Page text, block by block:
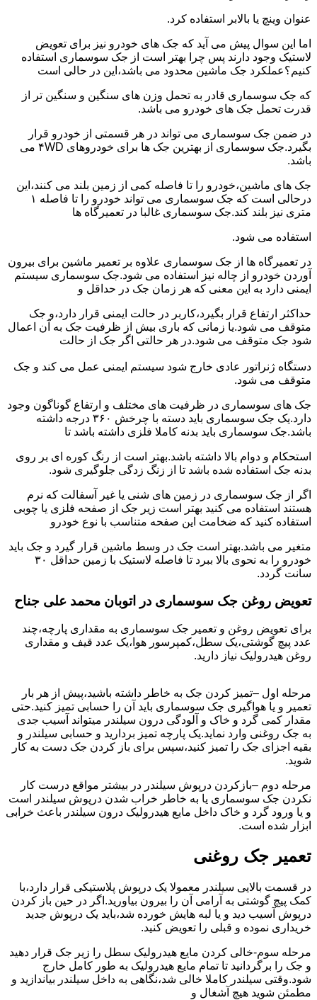
عنوان وینچ یا بالابر استفاده کرد.
اما این سوال پیش می آید که جک های خودرو نیز برای تعویض
لاستیک وجود دارند پس چرا بهتر است از جک سوسماری استفاده
کنیم؟عملکرد جک ماشین محدود می باشد،این در حالی است
که جک سوسماری قادر به تحمل وزن های سنگین و سنگین تر از
قدرت تحمل جک های خودرو می باشد.
در ضمن جک سوسماری می تواند در هر قسمتی از خودرو قرار
بگیرد.جک سوسماری از بهترین جک ها برای خودروهای ۴WD می
باشد.
جک های ماشین،خودرو را تا فاصله کمی از زمین بلند می کنند،این
درحالی است که جک سوسماری می تواند خودرو را تا فاصله ۱
متری نیز بلند کند.جک سوسماری غالبا در تعمیرگاه ها
استفاده می شود.
در تعمیرگاه ها از جک سوسماری علاوه بر تعمیر ماشین برای بیرون
آوردن خودرو از چاله نیز استفاده می شود.جک سوسماری سیستم
ایمنی دارد به این معنی که هر زمان جک در حداقل و
حداکثر ارتفاع قرار بگیرد،کاربر در حالت ایمنی قرار دارد،و جک
متوقف می شود.یا زمانی که باری بیش از ظرفیت جک به آن اعمال
شود جک متوقف می شود.در هر حالتی اگر جک از حالت
دستگاه ژنراتور عادی خارج شود سیستم ایمنی عمل می کند و جک
متوقف می شود.
جک های سوسماری در ظرفیت های مختلف و ارتفاع گوناگون وجود
دارد.یک جک سوسماری باید دسته با چرخش ۳۶۰ درجه داشته
باشد.جک سوسماری باید بدنه کاملا فلزی داشته باشد تا
استحکام و دوام بالا داشته باشد.بهتر است از رنگ کوره ای بر روی
بدنه جک استفاده شده باشد تا از زنگ زدگی جلوگیری شود.
اگر از جک سوسماری در زمین های شنی یا غیر آسفالت که نرم
هستند استفاده می کنید بهتر است زیر جک از صفحه فلزی یا چوبی
استفاده کنید که ضخامت این صفحه متناسب با نوع خودرو
متغیر می باشد.بهتر است جک در وسط ماشین قرار گیرد و جک باید
خودرو را به نحوی بالا ببرد تا فاصله لاستیک با زمین حداقل ۳۰
سانت گردد.
تعویض روغن جک سوسماری در اتوبان محمد علی جناح
برای تعویض روغن و تعمیر جک سوسماری به مقداری پارچه،چند
عدد پیچ گوشتی،یک سطل،کمپرسور هوا،یک عدد قیف و مقداری
روغن هیدرولیک نیاز دارید.
مرحله اول –تمیز کردن جک به خاطر داشته باشید،پیش از هر بار
تعمیر و یا هواگیری جک سوسماری باید آن را حسابی تمیز کنید.حتی
مقدار کمی گرد و خاک و آلودگی درون سیلندر میتواند آسیب جدی
به جک روغنی وارد نماید.یک پارچه تمیز بردارید و حسابی سیلندر و
بقیه اجزای جک را تمیز کنید،سپس برای باز کردن جک دست به کار
شوید.
مرحله دوم –بازکردن درپوش سیلندر در بیشتر مواقع درست کار
نکردن جک سوسماری یا به خاطر خراب شدن درپوش سیلندر است
و یا ورود گرد و خاک داخل مایع هیدرولیک درون سیلندر باعث خرابی
ابزار شده است.
تعمیر جک روغنی
در قسمت بالایی سیلندر معمولا یک درپوش پلاستیکی قرار دارد،با
کمک پیچ گوشتی به آرامی آن را بیرون بیاورید.اگر در حین باز کردن
درپوش آسیب دید و یا لبه هایش خورده شد،باید یک درپوش جدید
خریداری نموده و قبلی را تعویض کنید.
مرحله سوم-خالی کردن مایع هیدرولیک سطل را زیر جک قرار دهید
و جک را برگردانید تا تمام مایع هیدرولیک به طور کامل خارج
شود.وقتی سیلندر کاملا خالی شد،نگاهی به داخل سیلندر بیاندازید و
مطمئن شوید هیچ آشغال و